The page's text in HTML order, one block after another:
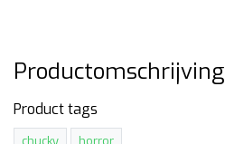
Productomschrijving
Product tags
chucky horror